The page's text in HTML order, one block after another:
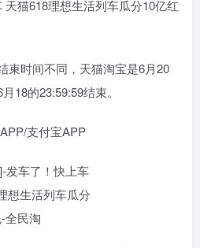
束时间不同，天猫淘宝是6月20
18的23:59:59结束。
支付宝APP